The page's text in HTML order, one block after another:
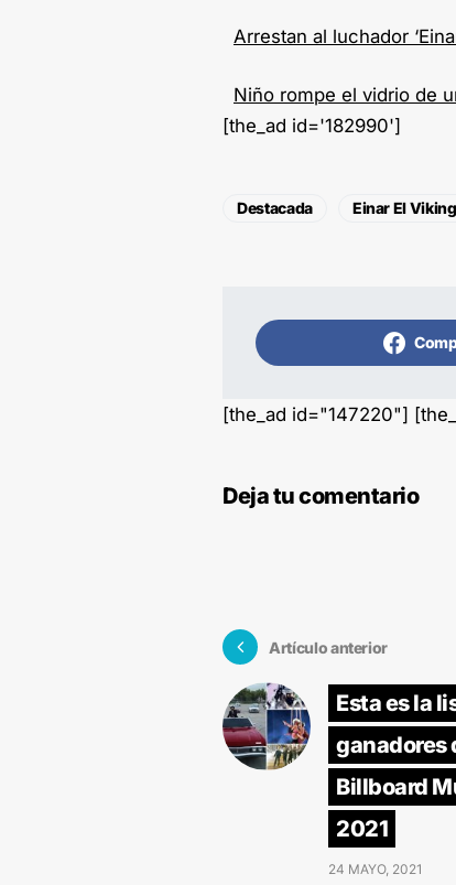
Arrestan al luchador
Niño rompe el vidrio de
[the_ad id='182990']
Destacada Einar El
[the_ad id="147220"]
Deja tu comentario
Artículo anterior
Esta es la
ganadores
Billboard
2021
24 MAYO, 2021